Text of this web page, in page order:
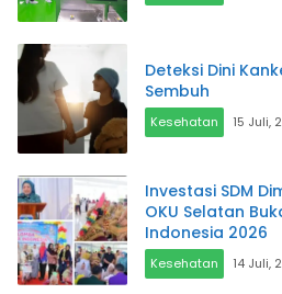
Deteksi Dini
Sembuh
Kesehatan 15 Juli,
Investasi SDM
OKU Selatan
Indonesia 2026
Kesehatan 14 Juli,